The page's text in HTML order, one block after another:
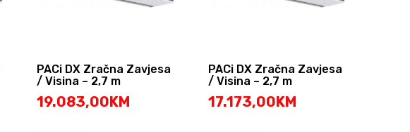
PACi DX Zračna Zavjesa
/ Visina – 2,7 m
19.083,00KM
PACi DX Zračna Zavjesa
/ Visina – 2,7 m
17.173,00KM